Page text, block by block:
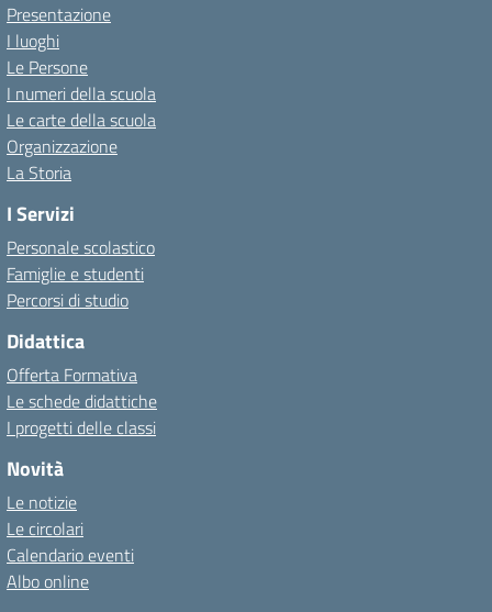
Presentazione
I luoghi
Le Persone
I numeri della scuola
Le carte della scuola
Organizzazione
La Storia
I Servizi
Personale scolastico
Famiglie e studenti
Percorsi di studio
Didattica
Offerta Formativa
Le schede didattiche
I progetti delle classi
Novità
Le notizie
Le circolari
Calendario eventi
Albo online